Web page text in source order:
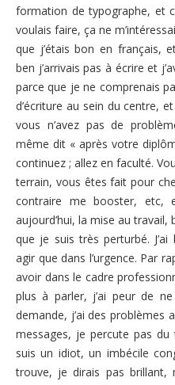
formation de typographe, et
voulais faire, ça ne
que j’étais bon en français,
ben j’arrivais pas à écrire et
parce que je ne comprenais
d’écriture au sein du centre,
vous n’avez pas de
même dit « après votre
continuez ; allez en faculté.
terrain, vous êtes fait pour
contraire me booster,
aujourd’hui, la mise au travail,
que je suis très perturbé. J’ai
agir que dans l’urgence. Par
avoir dans le cadre
plus à parler, j’ai peur de
demande, j’ai des problèmes
messages, je percute pas
suis un idiot, un imbécile
trouve, je dirais pas brillant,